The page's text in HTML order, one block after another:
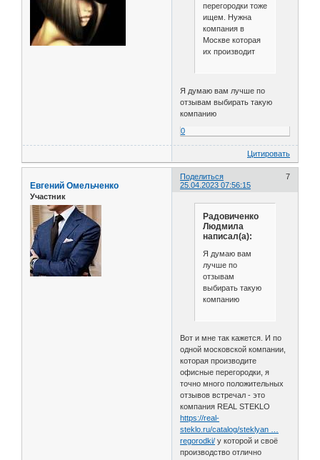
перегородки тоже
ищем. Нужна
компания в
Москве которая
их производит
Я думаю вам лучше по
отзывам выбирать такую
компанию
0
Цитировать
Поделиться
7
25.04.2023 07:56:15
Евгений Омельченко
Участник
Радовиченко
Людмила
написал(а):
Я думаю вам
лучше по
отзывам
выбирать такую
компанию
Вот и мне так кажется. И по
одной московской компании,
которая производите
офисные перегородки, я
точно много положительных
отзывов встречал - это
компания REAL STEKLO
https://real-
steklo.ru/catalog/steklyan …
regorodki/ у которой и своё
производство отлично